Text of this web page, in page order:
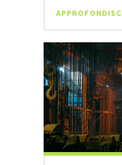
APPROFONDISCI